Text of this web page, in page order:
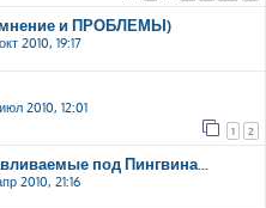
(мнение и ПРОБЛЕМЫ)
2010, 19:17
2010, 12:01
1 2
под Пингвина...
2010, 21:16